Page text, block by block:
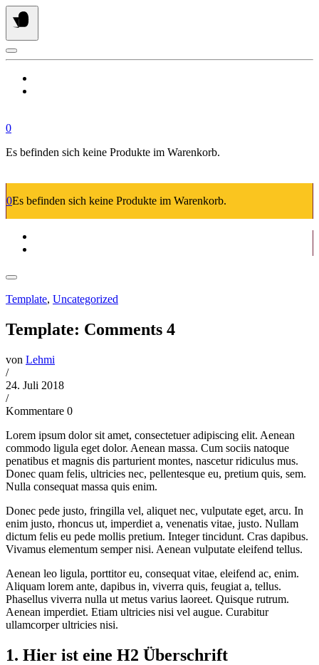
Springe
zum
Inhalt
0
Es befinden sich keine Produkte im Warenkorb.
0Es befinden sich keine Produkte im Warenkorb.
Template, Uncategorized
Template: Comments 4
von Lehmi
/
24. Juli 2018
/
Kommentare 0
Lorem ipsum dolor sit amet, consectetuer adipiscing elit. Aenean
commodo ligula eget dolor. Aenean massa. Cum sociis natoque
penatibus et magnis dis parturient montes, nascetur ridiculus mus.
Donec quam felis, ultricies nec, pellentesque eu, pretium quis, sem.
Nulla consequat massa quis enim.
Donec pede justo, fringilla vel, aliquet nec, vulputate eget, arcu. In
enim justo, rhoncus ut, imperdiet a, venenatis vitae, justo. Nullam
dictum felis eu pede mollis pretium. Integer tincidunt. Cras dapibus.
Vivamus elementum semper nisi. Aenean vulputate eleifend tellus.
Aenean leo ligula, porttitor eu, consequat vitae, eleifend ac, enim.
Aliquam lorem ante, dapibus in, viverra quis, feugiat a, tellus.
Phasellus viverra nulla ut metus varius laoreet. Quisque rutrum.
Aenean imperdiet. Etiam ultricies nisi vel augue. Curabitur
ullamcorper ultricies nisi.
1. Hier ist eine H2 Überschrift